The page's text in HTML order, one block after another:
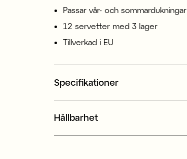
Passar vår- och sommardukningar
12 servetter med 3 lager
Tillverkad i EU
Specifikationer
Hållbarhet